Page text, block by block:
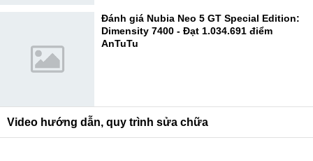
Đánh giá Nubia Neo 5 GT Special Edition:
Dimensity 7400 - Đạt 1.034.691 điểm
AnTuTu
Video hướng dẫn, quy trình sửa chữa